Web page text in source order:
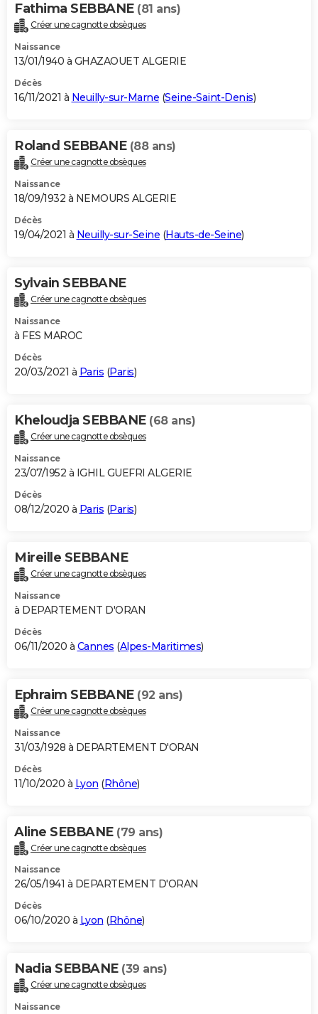
Fathima SEBBANE (81 ans)
Créer une cagnotte obsèques
Naissance
13/01/1940 à GHAZAOUET ALGERIE
Décès
16/11/2021 à Neuilly-sur-Marne (Seine-Saint-Denis)
Roland SEBBANE (88 ans)
Créer une cagnotte obsèques
Naissance
18/09/1932 à NEMOURS ALGERIE
Décès
19/04/2021 à Neuilly-sur-Seine (Hauts-de-Seine)
Sylvain SEBBANE
Créer une cagnotte obsèques
Naissance
à FES MAROC
Décès
20/03/2021 à Paris (Paris)
Kheloudja SEBBANE (68 ans)
Créer une cagnotte obsèques
Naissance
23/07/1952 à IGHIL GUEFRI ALGERIE
Décès
08/12/2020 à Paris (Paris)
Mireille SEBBANE
Créer une cagnotte obsèques
Naissance
à DEPARTEMENT D'ORAN
Décès
06/11/2020 à Cannes (Alpes-Maritimes)
Ephraim SEBBANE (92 ans)
Créer une cagnotte obsèques
Naissance
31/03/1928 à DEPARTEMENT D'ORAN
Décès
11/10/2020 à Lyon (Rhône)
Aline SEBBANE (79 ans)
Créer une cagnotte obsèques
Naissance
26/05/1941 à DEPARTEMENT D'ORAN
Décès
06/10/2020 à Lyon (Rhône)
Nadia SEBBANE (39 ans)
Créer une cagnotte obsèques
Naissance